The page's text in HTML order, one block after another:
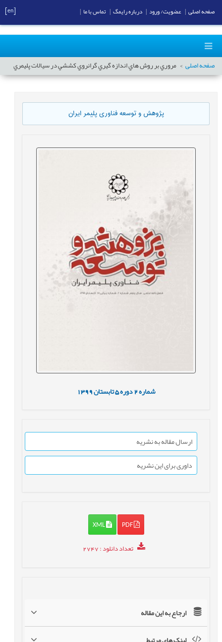
صفحه اصلی مروري بر روش هاي اندازه گيري گرانروي کششي در سيالات پليمري
پژوهش و توسعه فناوری پلیمر ایران
شماره2 دوره5 تابستان1399
ارسال مقاله به نشریه
داوری برای این نشریه
PDF
XML
تعداد دانلود: 2747
ارجاع به این مقاله
صفحه اصلی عضویت/ ورود درباره رایمگ تماس با ما